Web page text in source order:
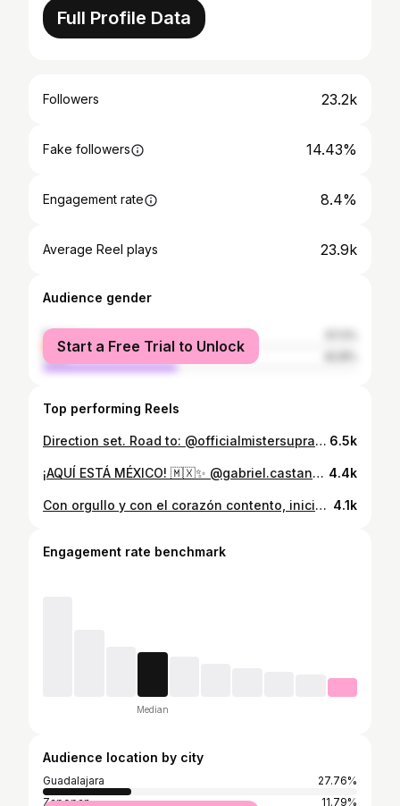
Full Profile Data
Followers 23.2k
Fake followers 14.43%
Engagement rate 8.4%
Average Reel plays 23.9k
Audience gender
female
male
Start a Free Trial to Unlock
Top performing Reels
Direction set. Road to: @officialmistersupranational @mistermexicooficial 🇲🇽 Dirección Nacional @luiscorzomx @adansotelomx Coordinación @jesel.sandoval Fotografía @emmanuel_laureano #model #supranational #fy #parati #superman 6.5k
¡AQUÍ ESTÁ MÉXICO! 🇲🇽✨ @gabriel.castaneda @officialmistersupranational Gabriel Castañeda está listo para llevar el nombre de nuestro país a lo más alto en Mister Supranational 2026. Con disciplina, entrega y pasión, inicia esta gran travesía rumbo al escenario internacional, donde México brillará con fuerza. La gran final se celebrará el próximo 1 de agosto en Polonia, y desde ahora sentimos el orgullo de acompañarlo en cada paso de este camino. Gracias a todos nuestros colaboradores, aliados y equipo de trabajo por su compromiso, dedicación y por hacer posible este sueño. Su esfuerzo es clave para que México siga destacando ante el mundo. Miss México Org. 🇲🇽 Video / reel @emmanuel_laureano Coordinación @jesel.sandoval Directores nacionales @luiscorzomx @adansotelomx 4.4k
Con orgullo y con el corazón contento, inicio este camino representando a MÉXICO. 🇲🇽 Aquí vamos, @officialmistersupranational Gracias a todos los que me han acompañado! Gracias a mi director Estatal @jesel.sandoval 🫰🏼 Gracias a @mistermexicooficial por la oportunidad. Fotografía Por mi Hermano 🫰🏼 @carloscastanedaj Gracias @dpaulmex por vestirme 🤵🏻 Gracias a @socratescruz.mx por mi vestuario Reto top model. #vivamexico #jaliscoesmexico #fypシ❤️💞❤️ #superman 4.1k
Engagement rate benchmark
Median
Audience location by city
Guadalajara
27.76%
Zapopan
11.79%